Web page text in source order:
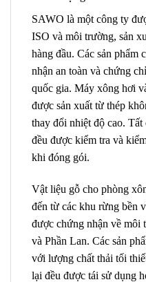
SAWO là một công ty
ISO và môi trường, sản
hàng đầu. Các sản phẩm
nhận an toàn và chứng
quốc gia. Máy xông hơi
được sản xuất từ ​​thép
thay đổi nhiệt độ cao. Tất
đều được kiểm tra và
khi đóng gói.
Vật liệu gỗ cho phòng
đến từ các khu rừng bền
được chứng nhận về môi
và Phần Lan. Các sản
với lượng chất thải tối
lại đều được tái sử dụng